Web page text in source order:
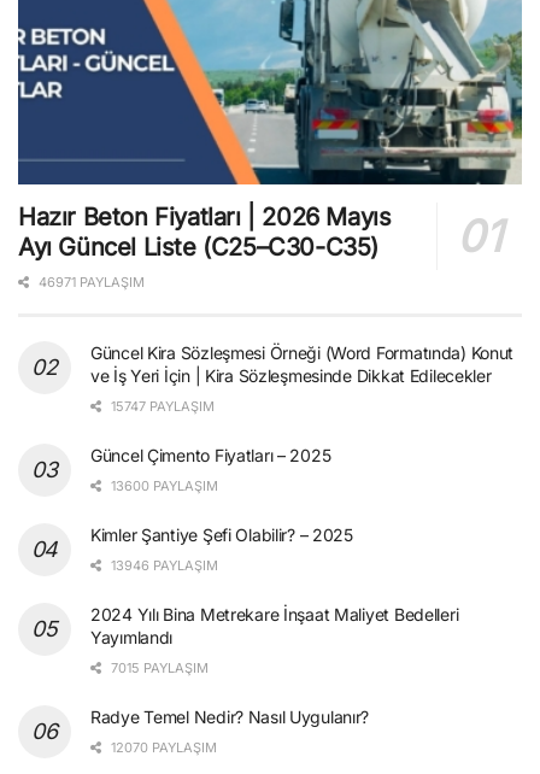
Hazır Beton Fiyatları | 2026 Mayıs
Ayı Güncel Liste (C25–C30-C35)
46971 PAYLAŞIM
Güncel Kira Sözleşmesi Örneği (Word Formatında) Konut
ve İş Yeri İçin | Kira Sözleşmesinde Dikkat Edilecekler
15747 PAYLAŞIM
Güncel Çimento Fiyatları – 2025
13600 PAYLAŞIM
Kimler Şantiye Şefi Olabilir? – 2025
13946 PAYLAŞIM
2024 Yılı Bina Metrekare İnşaat Maliyet Bedelleri
Yayımlandı
7015 PAYLAŞIM
Radye Temel Nedir? Nasıl Uygulanır?
12070 PAYLAŞIM